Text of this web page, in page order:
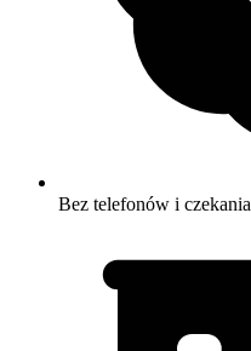
Bez telefonów i czekania